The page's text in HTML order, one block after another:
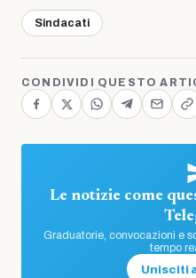
Sindacati
CONDIVIDI QUESTO
Le notizie come
Graduatorie, convocazioni e
tempo
Unisciti